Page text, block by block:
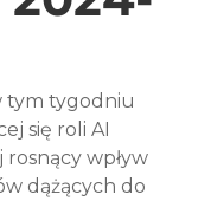
tym tygodniu
się roli AI
wpływ
dążących do